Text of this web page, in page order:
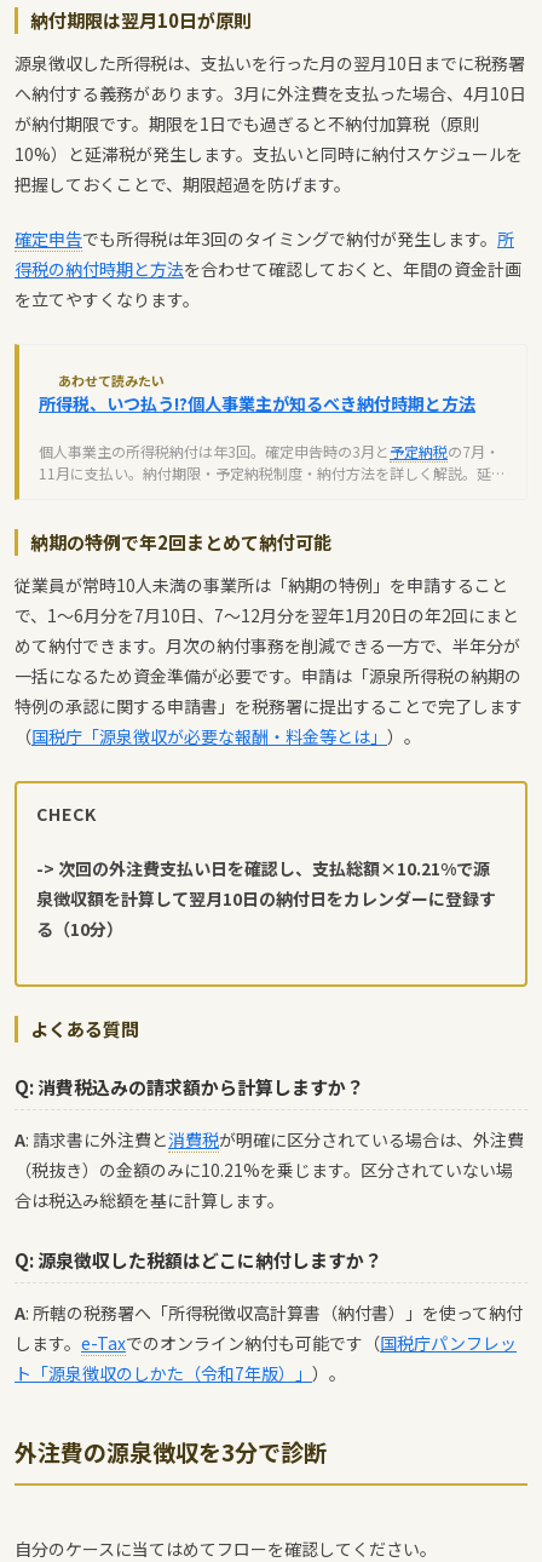
納付期限は翌月10日が原則
源泉徴収した所得税は、支払いを行った月の翌月10日までに税務署
へ納付する義務があります。3月に外注費を支払った場合、4月10日
が納付期限です。期限を1日でも過ぎると不納付加算税（原則
10%）と延滞税が発生します。支払いと同時に納付スケジュールを
把握しておくことで、期限超過を防げます。
確定申告でも所得税は年3回のタイミングで納付が発生します。 所
得税の納付時期と方法を合わせて確認しておくと、年間の資金計画
を立てやすくなります。
あわせて読みたい
所得税、いつ払う!?個人事業主が知るべき納付時期と方法
個人事業主の所得税納付は年3回。確定申告時の3月と 予定納税の7月・
11月に支払い。納付期限・予定納税制度・納付方法を詳しく解説。延滞
納期の特例で年2回まとめて納付可能
従業員が常時10人未満の事業所は「納期の特例」を申請すること
で、1〜6月分を7月10日、7〜12月分を翌年1月20日の年2回にまと
めて納付できます。月次の納付事務を削減できる一方で、半年分が
一括になるため資金準備が必要です。申請は「源泉所得税の納期の
特例の承認に関する申請書」を税務署に提出することで完了します
（国税庁「源泉徴収が必要な報酬・料金等とは」 ）。
CHECK
-> 次回の外注費支払い日を確認し、支払総額×10.21%で源
泉徴収額を計算して翌月10日の納付日をカレンダーに登録す
る（10分）
よくある質問
Q: 消費税込みの請求額から計算しますか？
A: 請求書に外注費と消費税が明確に区分されている場合は、外注費
（税抜き）の金額のみに10.21%を乗じます。区分されていない場
合は税込み総額を基に計算します。
Q: 源泉徴収した税額はどこに納付しますか？
A: 所轄の税務署へ「所得税徴収高計算書（納付書）」を使って納付
します。 e-Taxでのオンライン納付も可能です（国税庁パンフレッ
ト「源泉徴収のしかた（令和7年版）」 ）。
外注費の源泉徴収を3分で診断
自分のケースに当てはめてフローを確認してください。